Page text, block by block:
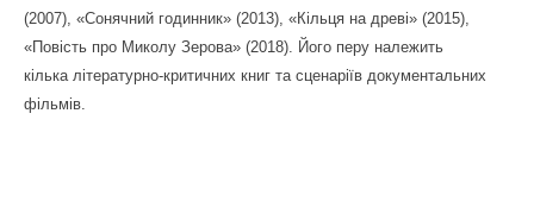
(2007), «Сонячний годинник» (2013), «Кільця на древі» (2015),
«Повість про Миколу Зерова» (2018). Його перу належить
кілька літературно-критичних книг та сценаріїв документальних
фільмів.